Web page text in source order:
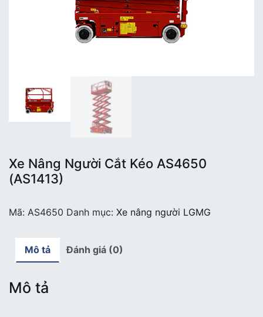
Xe Nâng Người Cắt Kéo AS4650
(AS1413)
Mã: AS4650 Danh mục: Xe nâng người LGMG
Mô tả Đánh giá (0)
Mô tả